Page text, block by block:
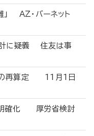
」 AZ・バーネット
計に疑義 住友は事
目の再算定 11月1日
明確化 厚労省検討